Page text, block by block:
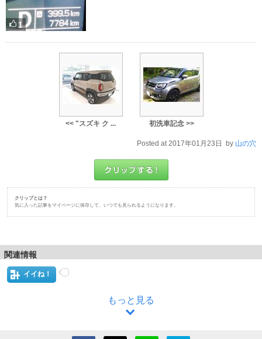
1
<< "スズキ ク ... 初洗車記念 >>
Posted at 2017年01月23日 by 山の穴
クリップとは？
気に入った記事をマイページに保存して、いつでも見られるようになります。
関連情報
イイね！
もっと見る